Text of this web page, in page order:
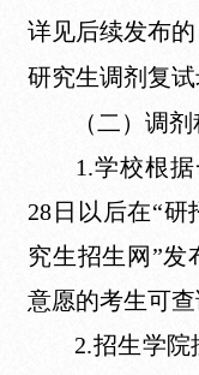
详见后续发布
研究生调剂复试
（二）调
1.学校根
28日以后在“研
究生招生网”发
意愿的考生可查
2.招生学